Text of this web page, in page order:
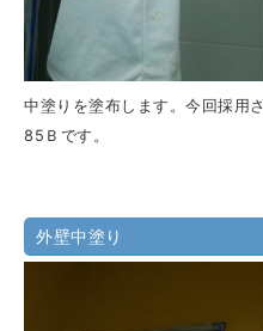
中塗りを塗布します。今回採用
85Ｂです。
外壁中塗り